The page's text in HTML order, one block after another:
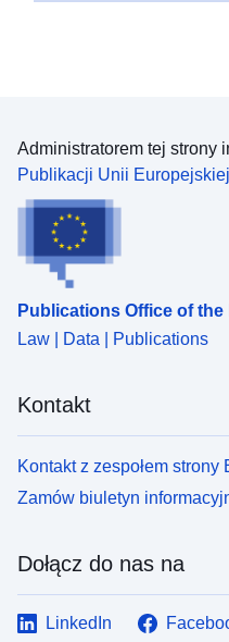
Administratorem tej strony
Publikacji Unii Europejskiej
Publications Office of
Law | Data | Publications
Kontakt
Kontakt z zespołem strony
Zamów biuletyn
Dołącz do nas na
LinkedIn